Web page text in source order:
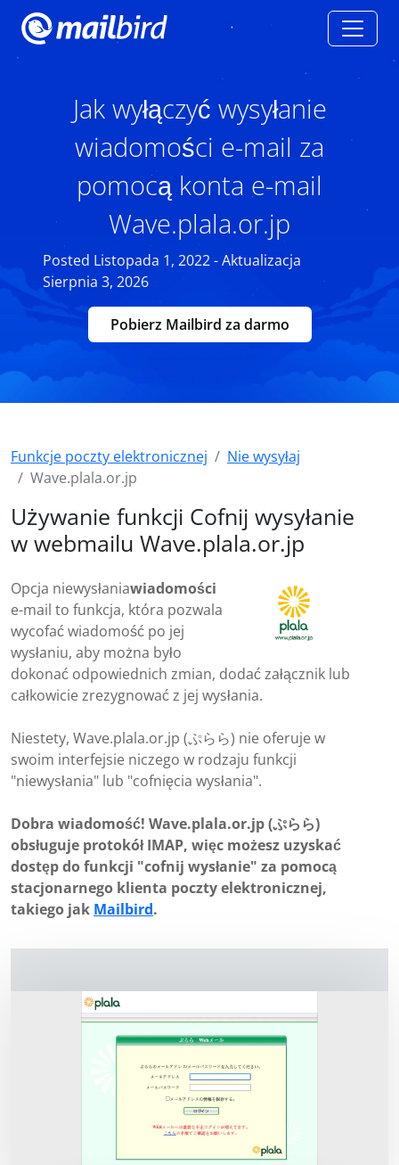
Jak wyłączyć wysyłanie
wiadomości e-mail za
pomocą konta e-mail
Wave.plala.or.jp
Posted Listopada 1, 2022 - Aktualizacja
Sierpnia 3, 2026
Pobierz Mailbird za darmo
Funkcje poczty elektronicznej
Nie wysyłaj
Wave.plala.or.jp
Używanie funkcji Cofnij wysyłanie
w webmailu Wave.plala.or.jp
Opcja niewysłaniawiadomości
e-mail to funkcja, która pozwala
wycofać wiadomość po jej
wysłaniu, aby można było
dokonać odpowiednich zmian, dodać załącznik lub
całkowicie zrezygnować z jej wysłania.
Niestety, Wave.plala.or.jp (ぷらら) nie oferuje w
swoim interfejsie niczego w rodzaju funkcji
"niewysłania" lub "cofnięcia wysłania".
Dobra wiadomość! Wave.plala.or.jp (ぷらら)
obsługuje protokół IMAP, więc możesz uzyskać
dostęp do funkcji "cofnij wysłanie" za pomocą
stacjonarnego klienta poczty elektronicznej,
takiego jak Mailbird.